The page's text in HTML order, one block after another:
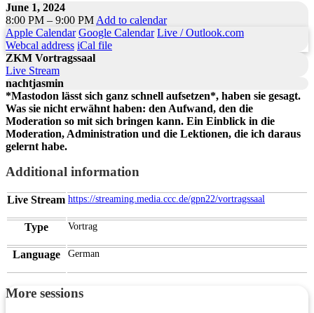
June 1, 2024
8:00 PM – 9:00 PM Add to calendar
Apple Calendar Google Calendar Live / Outlook.com
Webcal address iCal file
ZKM Vortragssaal
Live Stream
nachtjasmin
*Mastodon lässt sich ganz schnell aufsetzen*, haben sie gesagt.
Was sie nicht erwähnt haben: den Aufwand, den die
Moderation so mit sich bringen kann. Ein Einblick in die
Moderation, Administration und die Lektionen, die ich daraus
gelernt habe.
Additional information
Live Stream https://streaming.media.ccc.de/gpn22/vortragssaal
Type Vortrag
Language German
More sessions